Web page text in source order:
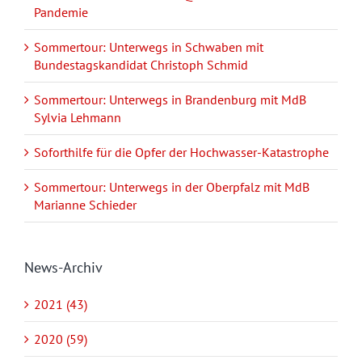
Pandemie
Sommertour: Unterwegs in Schwaben mit
Bundestagskandidat Christoph Schmid
Sommertour: Unterwegs in Brandenburg mit MdB
Sylvia Lehmann
Soforthilfe für die Opfer der Hochwasser-Katastrophe
Sommertour: Unterwegs in der Oberpfalz mit MdB
Marianne Schieder
News-Archiv
2021 (43)
2020 (59)